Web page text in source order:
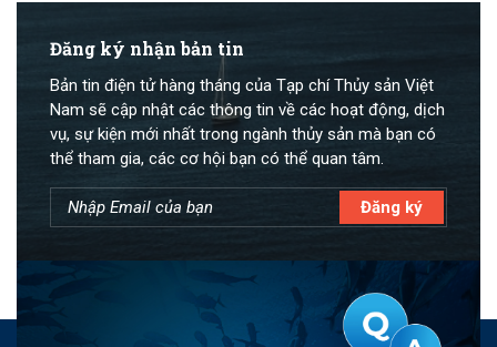
Đăng ký nhận bản tin
Bản tin điện tử hàng tháng của Tạp chí Thủy sản Việt
Nam sẽ cập nhật các thông tin về các hoạt động, dịch
vụ, sự kiện mới nhất trong ngành thủy sản mà bạn có
thể tham gia, các cơ hội bạn có thể quan tâm.